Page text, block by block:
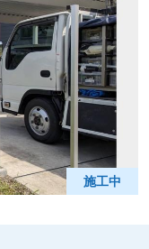
施工中